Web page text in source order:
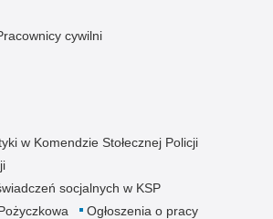
cywilni
w Komendzie Stołecznej Policji
socjalnych w KSP
Ogłoszenia o pracy